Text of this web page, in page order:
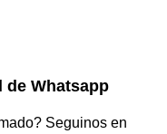
de Whatsapp
Seguinos en